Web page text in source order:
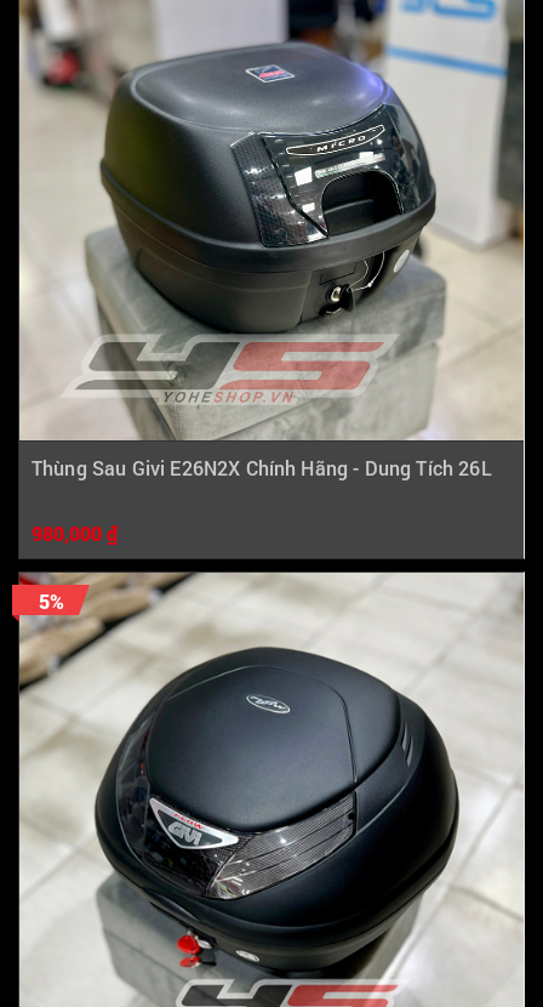
Thùng Sau Givi E26N2X Chính Hãng - Dung Tích 26L
980,000 ₫
5%